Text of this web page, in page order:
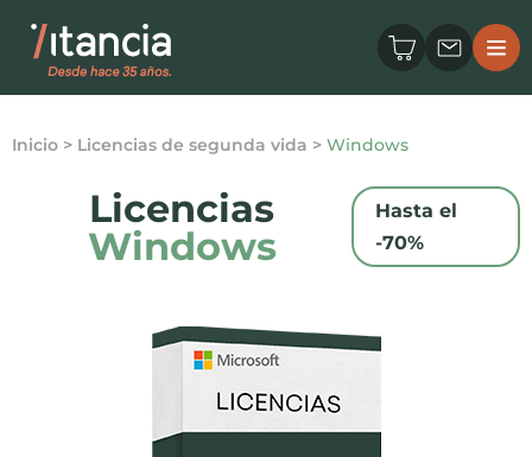
Inicio > Licencias de segunda vida > Windows
Licencias
Windows
Hasta el
-70%